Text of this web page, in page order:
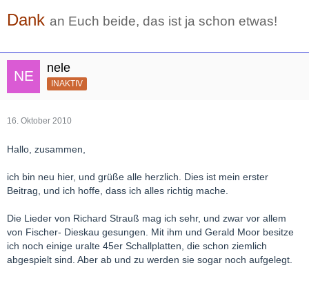
Dank an Euch beide, das ist ja schon etwas!
nele
INAKTIV
16. Oktober 2010
Hallo, zusammen,
ich bin neu hier, und grüße alle herzlich. Dies ist mein erster
Beitrag, und ich hoffe, dass ich alles richtig mache.
Die Lieder von Richard Strauß mag ich sehr, und zwar vor allem
von Fischer- Dieskau gesungen. Mit ihm und Gerald Moor besitze
ich noch einige uralte 45er Schallplatten, die schon ziemlich
abgespielt sind. Aber ab und zu werden sie sogar noch aufgelegt.